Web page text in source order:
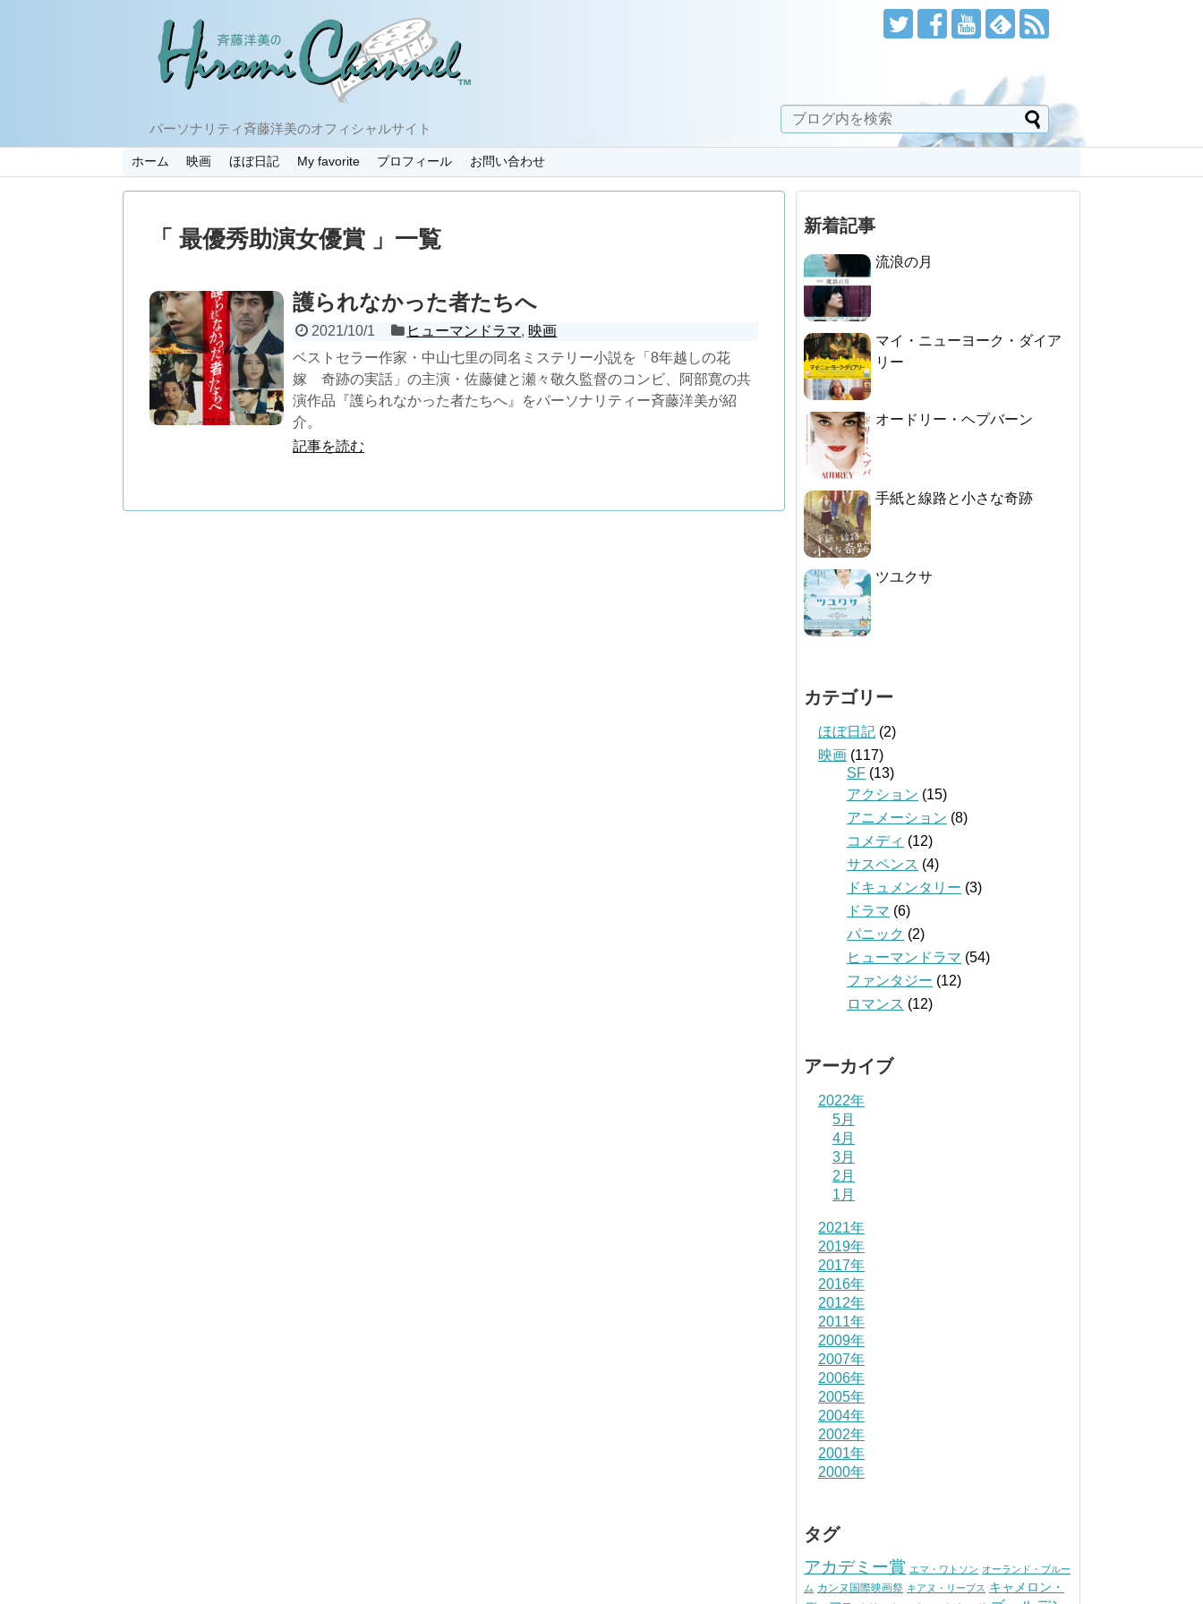
パーソナリティ斉藤洋美のオフィシャルサイト
ホーム 映画 ほぼ日記 My favorite プロフィール お問い合わせ
「 最優秀助演女優賞 」一覧
護られなかった者たちへ
2021/10/1 ヒューマンドラマ, 映画
ベストセラー作家・中山七里の同名ミステリー小説を「8年越しの花
嫁 奇跡の実話」の主演・佐藤健と瀬々敬久監督のコンビ、阿部寛の共
演作品『護られなかった者たちへ』をパーソナリティー斉藤洋美が紹
介。
記事を読む
新着記事
流浪の月
マイ・ニューヨーク・ダイア
リー
オードリー・ヘプバーン
手紙と線路と小さな奇跡
ツユクサ
カテゴリー
ほぼ日記 (2)
映画 (117)
SF (13)
アクション (15)
アニメーション (8)
コメディ (12)
サスペンス (4)
ドキュメンタリー (3)
ドラマ (6)
パニック (2)
ヒューマンドラマ (54)
ファンタジー (12)
ロマンス (12)
アーカイブ
2022年
5月
4月
3月
2月
1月
2021年
2019年
2017年
2016年
2012年
2011年
2009年
2007年
2006年
2005年
2004年
2002年
2001年
2000年
タグ
アカデミー賞 エマ・ワトソン オーランド・ブルー
ム カンヌ国際映画祭 キアヌ・リーブス キャメロン・